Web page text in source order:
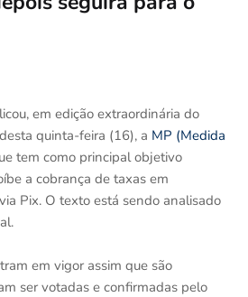
em edição extraordinária do
quinta-feira (16), a MP (Medida
tem como principal objetivo
a cobrança de taxas em
Pix. O texto está sendo analisado
em vigor assim que são
ser votadas e confirmadas pelo